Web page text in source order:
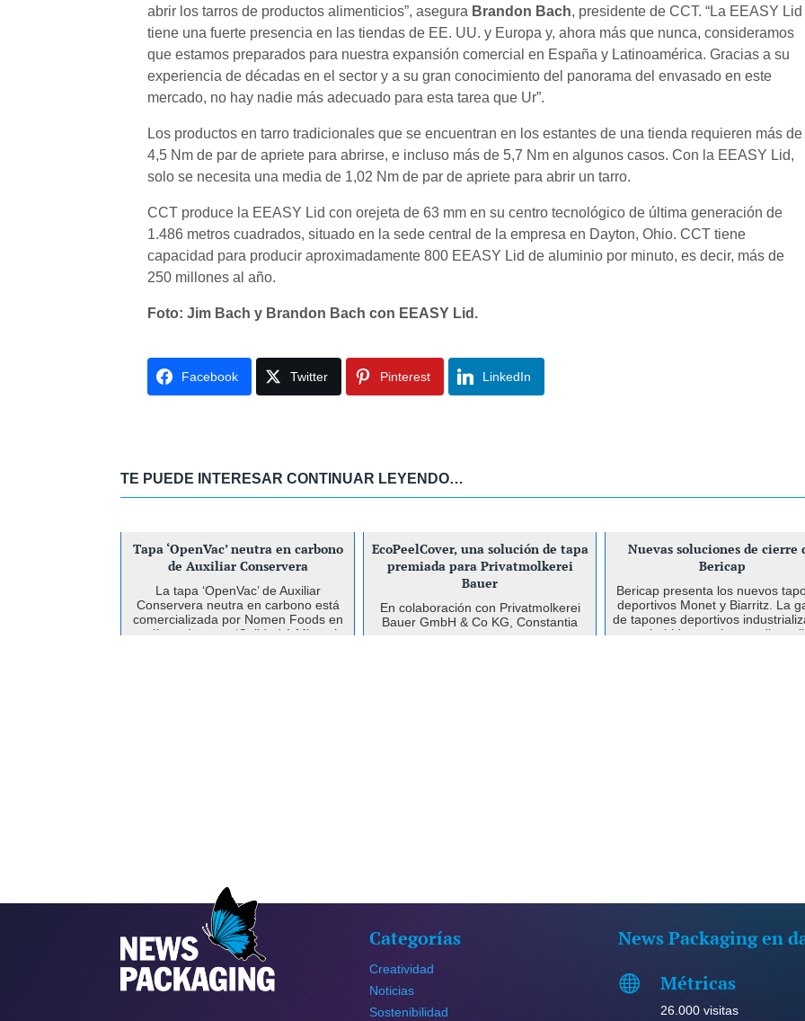
abrir los tarros de productos alimenticios”, asegura Brandon Bach, presidente de CCT. “La EEASY Lid
tiene una fuerte presencia en las tiendas de EE. UU. y Europa y, ahora más que nunca, consideramos
que estamos preparados para nuestra expansión comercial en España y Latinoamérica. Gracias a su
experiencia de décadas en el sector y a su gran conocimiento del panorama del envasado en este
mercado, no hay nadie más adecuado para esta tarea que Ur”.
Los productos en tarro tradicionales que se encuentran en los estantes de una tienda requieren más de
4,5 Nm de par de apriete para abrirse, e incluso más de 5,7 Nm en algunos casos. Con la EEASY Lid,
solo se necesita una media de 1,02 Nm de par de apriete para abrir un tarro.
CCT produce la EEASY Lid con orejeta de 63 mm en su centro tecnológico de última generación de
1.486 metros cuadrados, situado en la sede central de la empresa en Dayton, Ohio. CCT tiene
capacidad para producir aproximadamente 800 EEASY Lid de aluminio por minuto, es decir, más de
250 millones al año.
Foto: Jim Bach y Brandon Bach con EEASY Lid.
Facebook Twitter Pinterest LinkedIn
TE PUEDE INTERESAR CONTINUAR LEYENDO…
Tapa ‘OpenVac’ neutra en carbono
de Auxiliar Conservera
La tapa ‘OpenVac’ de Auxiliar
Conservera neutra en carbono está
comercializada por Nomen Foods en
su línea de arroz ‘Calidad 1 Minuto’.
EcoPeelCover, una solución de tapa
premiada para Privatmolkerei
Bauer
En colaboración con Privatmolkerei
Bauer GmbH & Co KG, Constantia
Nuevas soluciones de cierre
Bericap
Bericap presenta los nuevos
deportivos Monet y Biarritz. La
de tapones deportivos
para bebidas on-the-go,
Categorías
Creatividad
Noticias
Sostenibilidad
News Packaging en
 Métricas
26.000 visitas